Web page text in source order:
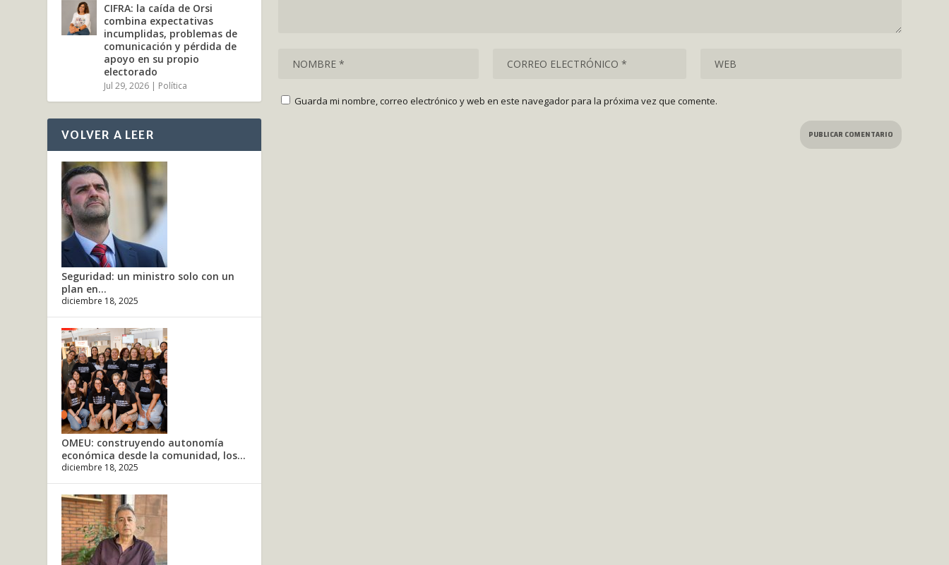
Guarda mi nombre, correo electrónico y web en este navegador para la próxima vez que comente.
CIFRA: la caída de Orsi
combina expectativas
incumplidas, problemas de
comunicación y pérdida de
apoyo en su propio
electorado
Jul 29, 2026 | Política
VOLVER A LEER
Seguridad: un ministro solo con un
plan en...
diciembre 18, 2025
OMEU: construyendo autonomía
económica desde la comunidad, los...
diciembre 18, 2025